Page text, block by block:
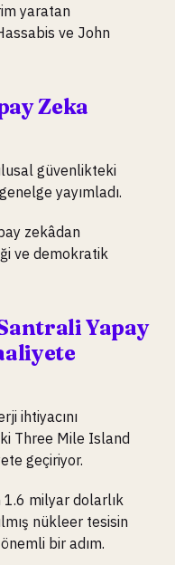
yaratan
ve John
Zeka
güvenlikteki
yayımladı.
zekâdan
ve demokratik
Yapay
ihtiyacını
Three Mile Island
geçiriyor.
milyar dolarlık
nükleer tesisin
önemli bir adım.